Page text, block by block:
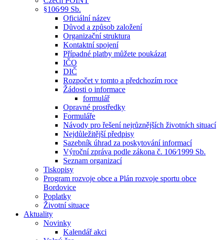
§106⁄99 Sb.
Oficiální název
Důvod a způsob založení
Organizační struktura
Kontaktní spojení
Případné platby můžete poukázat
IČO
DIČ
Rozpočet v tomto a předchozím roce
Žádosti o informace
formulář
Opravné prostředky
Formuláře
Návody pro řešení nejrůznějších životních situací
Nejdůležitější předpisy
Sazebník úhrad za poskytování informací
Výroční zpráva podle zákona č. 106⁄1999 Sb.
Seznam organizací
Tiskopisy
Program rozvoje obce a Plán rozvoje sportu obce
Bordovice
Poplatky
Životní situace
Aktuality
Novinky
Kalendář akci